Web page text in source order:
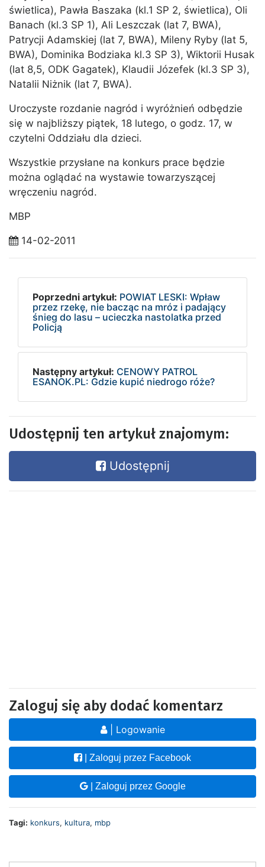
świetlica), Pawła Baszaka (kl.1 SP 2, świetlica), Oli
Banach (kl.3 SP 1), Ali Leszczak (lat 7, BWA),
Patrycji Adamskiej (lat 7, BWA), Mileny Ryby (lat 5,
BWA), Dominika Bodziaka kl.3 SP 3), Wiktorii Husak
(lat 8,5, ODK Gagatek), Klaudii Józefek (kl.3 SP 3),
Natalii Niżnik (lat 7, BWA).
Uroczyste rozdanie nagród i wyróżnień odbędzie
się w najbliższy piątek, 18 lutego, o godz. 17, w
czytelni Oddziału dla dzieci.
Wszystkie przysłane na konkurs prace będzie
można oglądać na wystawie towarzyszącej
wręczeniu nagród.
MBP
14-02-2011
Poprzedni artykuł: POWIAT LESKI: Wpław
przez rzekę, nie bacząc na mróz i padający
śnieg do lasu – ucieczka nastolatka przed
Policją
Następny artykuł: CENOWY PATROL
ESANOK.PL: Gdzie kupić niedrogo róże?
Udostępnij ten artykuł znajomym:
Udostępnij
Zaloguj się aby dodać komentarz
| Logowanie
| Zaloguj przez Facebook
| Zaloguj przez Google
Tagi: konkurs, kultura, mbp